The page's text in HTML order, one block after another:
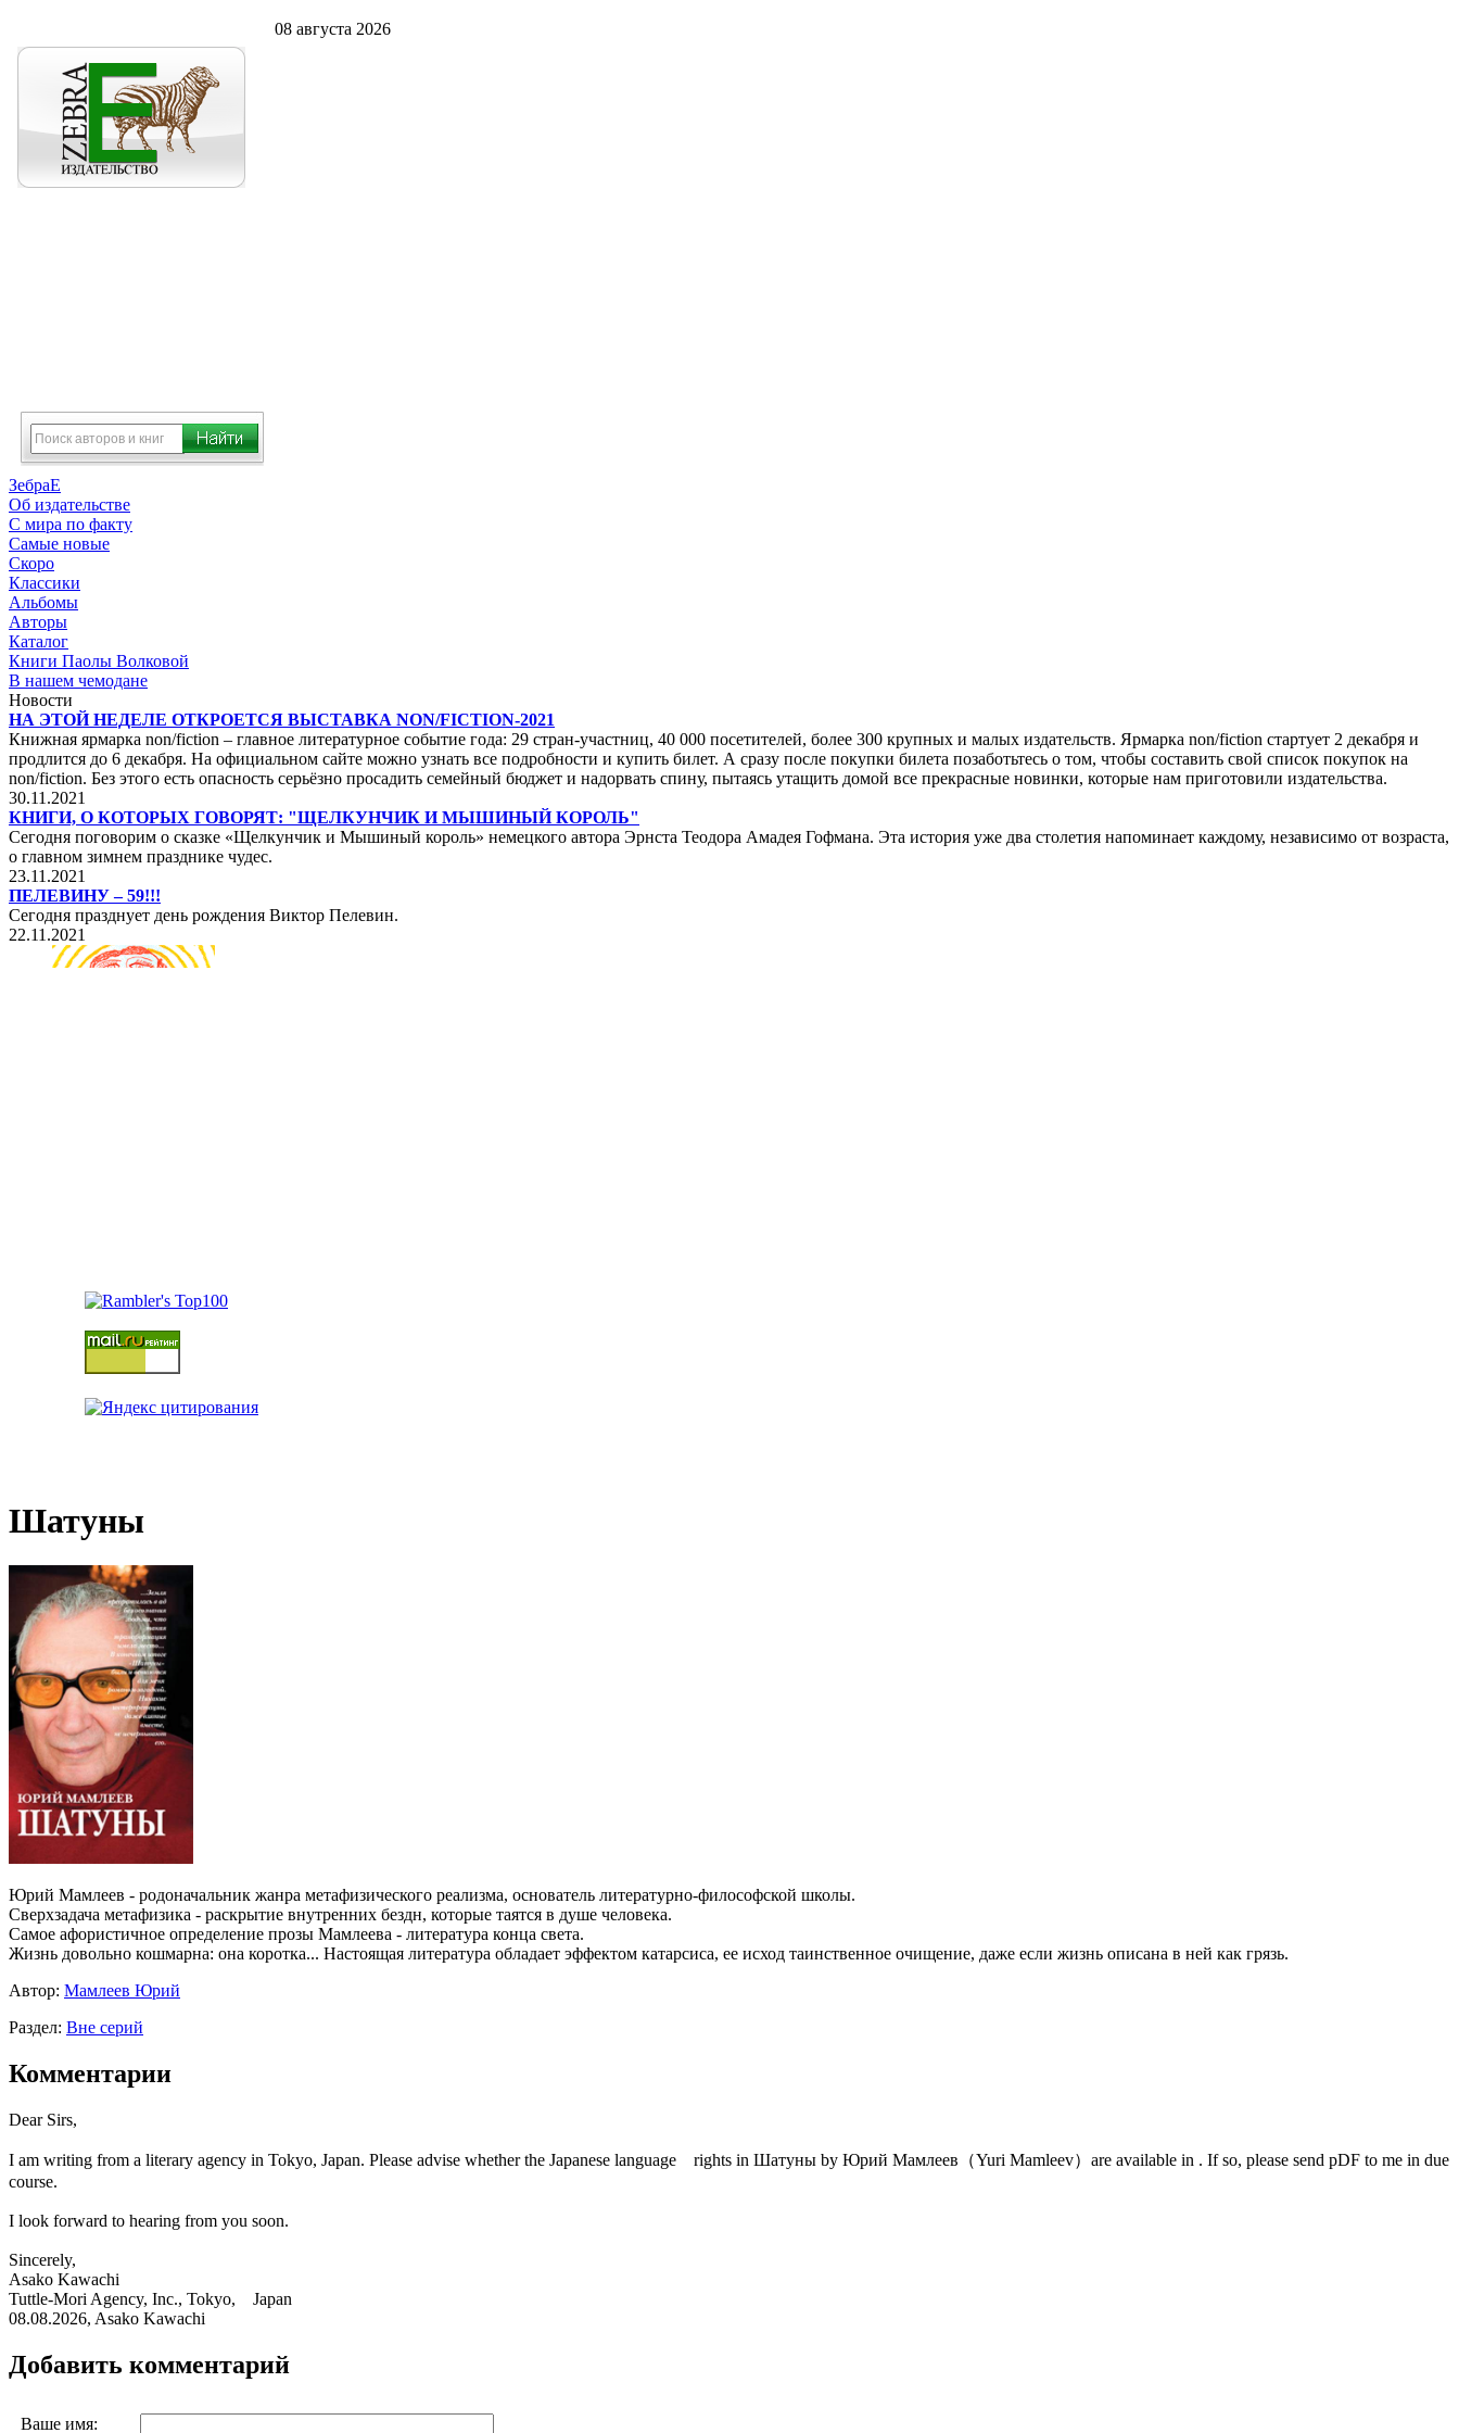
08 августа 2026
ЗебраЕ
Об издательстве
С мира по факту
Самые новые
Скоро
Классики
Альбомы
Авторы
Каталог
Книги Паолы Волковой
В нашем чемодане
Новости
НА ЭТОЙ НЕДЕЛЕ ОТКРОЕТСЯ ВЫСТАВКА NON/FICTION-2021
Книжная ярмарка non/fiction – главное литературное событие года: 29 стран-участниц, 40 000 посетителей, более 300 крупных и малых издательств. Ярмарка non/fiction стартует 2 декабря и
продлится до 6 декабря. На официальном сайте можно узнать все подробности и купить билет. А сразу после покупки билета позаботьтесь о том, чтобы составить свой список покупок на
non/fiction. Без этого есть опасность серьёзно просадить семейный бюджет и надорвать спину, пытаясь утащить домой все прекрасные новинки, которые нам приготовили издательства.
30.11.2021
КНИГИ, О КОТОРЫХ ГОВОРЯТ: "ЩЕЛКУНЧИК И МЫШИНЫЙ КОРОЛЬ"
Сегодня поговорим о сказке «Щелкунчик и Мышиный король» немецкого автора Эрнста Теодора Амадея Гофмана. Эта история уже два столетия напоминает каждому, независимо от возраста,
о главном зимнем празднике чудес.
23.11.2021
ПЕЛЕВИНУ – 59!!!
Сегодня празднует день рождения Виктор Пелевин.
22.11.2021
Шатуны
Юрий Мамлеев - родоначальник жанра метафизического реализма, основатель литературно-философской школы.
Сверхзадача метафизика - раскрытие внутренних бездн, которые таятся в душе человека.
Самое афористичное определение прозы Мамлеева - литература конца света.
Жизнь довольно кошмарна: она коротка... Настоящая литература обладает эффектом катарсиса, ее исход таинственное очищение, даже если жизнь описана в ней как грязь.
Автор: Мамлеев Юрий
Раздел: Вне серий
Комментарии
Dear Sirs,
I am writing from a literary agency in Tokyo, Japan. Please advise whether the Japanese language rights in Шатуны by Юрий Мамлеев（Yuri Mamleev）are available in . If so, please send pDF to me in due
course.
I look forward to hearing from you soon.
Sincerely,
Asako Kawachi
Tuttle-Mori Agency, Inc., Tokyo, Japan
08.08.2026, Asako Kawachi
Добавить комментарий
Ваше имя: